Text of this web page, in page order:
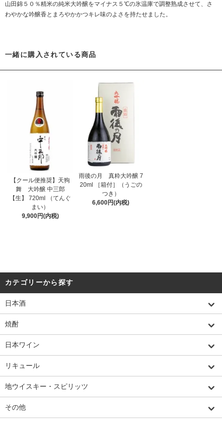
山田錦５０％精米の純米大吟醸をマイナス５℃の氷温庫で調整熟成させて、さ
わやかな吟醸香とまろやかかつキレ味のよさを持たせました。
一緒に購入されている商品
【クール便推奨】天狗
舞 大吟醸 中三郎
【生】 720ml （てんぐ
まい）
9,900円(内税)
雨後の月 真粋大吟醸 7
20ml ［箱付］（うごの
つき）
6,600円(内税)
カテゴリーから探す
日本酒
焼酎
日本ワイン
リキュール
地ウイスキー・スピリッツ
その他